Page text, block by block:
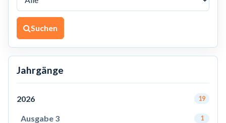
Suchen
Jahrgänge
2026 19
Ausgabe 3 1